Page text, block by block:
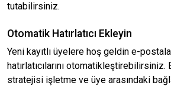
tutabilirsiniz.
Otomatik Hatırlatıcı Ekleyin
Yeni kayıtlı üyelere hoş geldin e-
hatırlatıcılarını otomatikleştirebilirsiniz.
stratejisi işletme ve üye arasındaki